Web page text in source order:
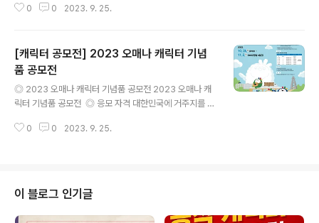
난 예방 및 대처법 등 주택건설 현장 안전의식을 높일 수 있
작 규격 A2용지 (420mmx 594mm) 크기 해상도 300
dpi 이상, JPG 혹은 PNG 파일 ​ ◎ 응모작 유형 포스터
(사진, 캘리그라피, 일러스트 등 자유) ​ ◎ 접수기간 2023
년 10월 23일(월)~ 2023년 10월 27일(금) ​ ◎ 접수절
성하여 포스터(파일)을 담당자 이메일로 제출 1..
0 0 2023. 9. 25.
[캐릭터 공모전] 2023 오매나 캐릭터 기념
품 공모전
◎ 2023 오매나 캐릭터 기념품 공모전 2023 오매나 캐
릭터 기념품 공모전 ​ ◎ 응모 자격 대한민국에 거주지를 두
오매나를 활용한 독창적이고 창의적인 아이디어 작품으로,
릭터를 활용한 상품이어야 함 - 대량생산이 가능하고 가격
이 적정하여 시장성과 대중성이 있는 제품 - 제품과 포장이
하나의 세트로 구성된 제품(제품 이외의 판넬, 장식소품, 마
0 0 2023. 9. 25.
이 블로그 인기글